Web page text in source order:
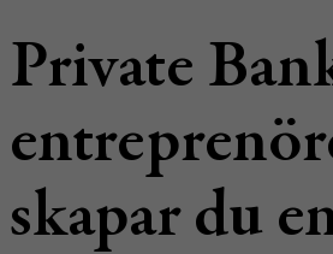
Private
skapar du